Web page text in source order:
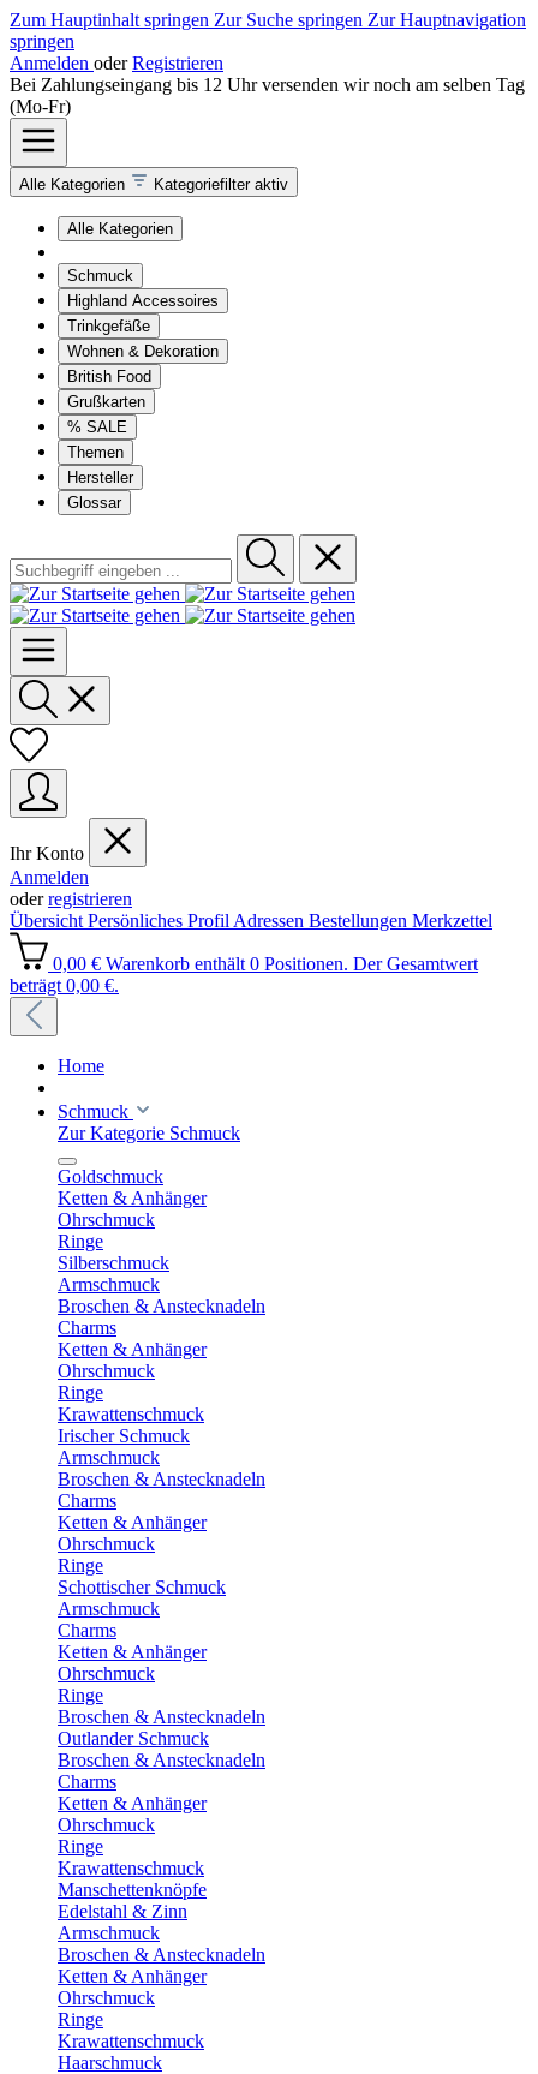
Zum Hauptinhalt springen Zur Suche springen Zur Hauptnavigation
springen
Anmelden oder Registrieren
Bei Zahlungseingang bis 12 Uhr versenden wir noch am selben Tag
(Mo-Fr)
Alle Kategorien Kategoriefilter aktiv
Alle Kategorien
Schmuck
Highland Accessoires
Trinkgefäße
Wohnen & Dekoration
British Food
Grußkarten
% SALE
Themen
Hersteller
Glossar
Ihr Konto
Anmelden
oderregistrieren
Übersicht Persönliches Profil Adressen Bestellungen Merkzettel
0,00 € Warenkorb enthält 0 Positionen. Der Gesamtwert
beträgt 0,00 €.
Home
Schmuck
Zur Kategorie Schmuck
Goldschmuck
Ketten & Anhänger
Ohrschmuck
Ringe
Silberschmuck
Armschmuck
Broschen & Anstecknadeln
Charms
Ketten & Anhänger
Ohrschmuck
Ringe
Krawattenschmuck
Irischer Schmuck
Armschmuck
Broschen & Anstecknadeln
Charms
Ketten & Anhänger
Ohrschmuck
Ringe
Schottischer Schmuck
Armschmuck
Charms
Ketten & Anhänger
Ohrschmuck
Ringe
Broschen & Anstecknadeln
Outlander Schmuck
Broschen & Anstecknadeln
Charms
Ketten & Anhänger
Ohrschmuck
Ringe
Krawattenschmuck
Manschettenknöpfe
Edelstahl & Zinn
Armschmuck
Broschen & Anstecknadeln
Ketten & Anhänger
Ohrschmuck
Ringe
Krawattenschmuck
Haarschmuck